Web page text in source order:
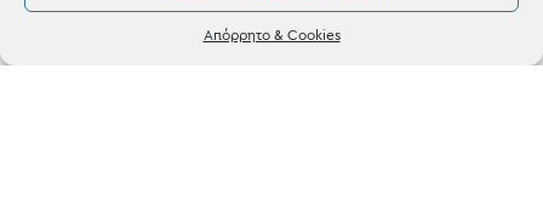
Απόρρητο & Cookies
Δευ / Τετ / Σαβ: 09:00 - 15:00
0